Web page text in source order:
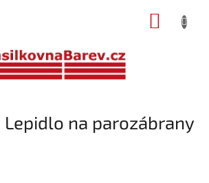
Lepidlo na parozábrany